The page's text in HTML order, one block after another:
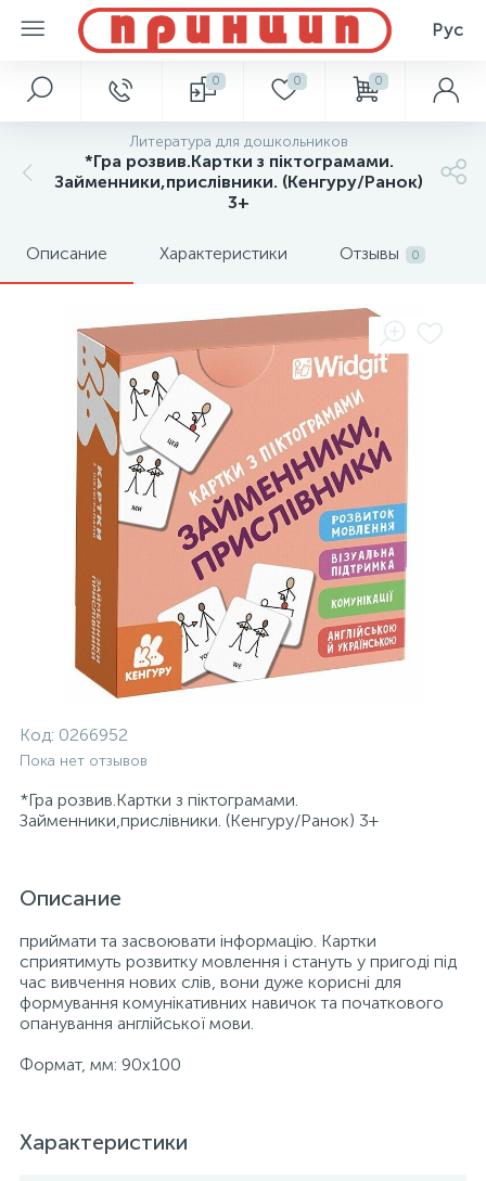
Рус
0 0 0
Литература для дошкольников
*Гра розвив.Картки з піктограмами.
Займенники,прислівники. (Кенгуру/Ранок)
3+
Описание Характеристики Отзывы 0
Код: 0266952
Пока нет отзывов
*Гра розвив.Картки з піктограмами.
Займенники,прислівники. (Кенгуру/Ранок) 3+
Описание
приймати та засвоювати інформацію. Картки
сприятимуть розвитку мовлення і стануть у пригоді під
час вивчення нових слів, вони дуже корисні для
формування комунікативних навичок та початкового
опанування англійської мови.
Формат, мм: 90х100
Характеристики